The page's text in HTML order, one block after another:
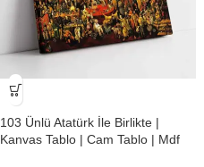
-23%
103 Ünlü Atatürk İle Birlikte |
Kanvas Tablo | Cam Tablo | Mdf